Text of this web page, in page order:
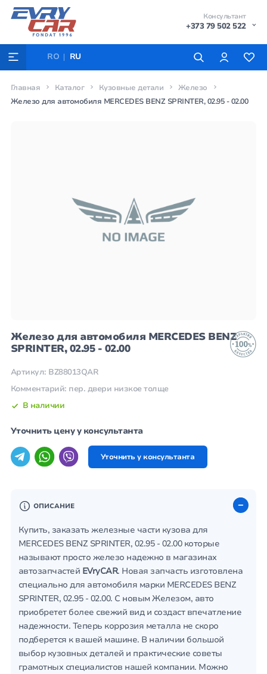
Консультант
+373 79 502 522
RO RU
Главная Каталог Кузовные детали
Железо
Железо для автомобиля MERCEDES BENZ SPRINTER, 02.95 - 02.00
Железо для автомобиля MERCEDES BENZ
SPRINTER, 02.95 - 02.00
Артикул: BZ88013QAR
Комментарий: пер. двери низкое толще
В наличии
Уточнить цену у консультанта
Уточнить у консультанта
ОПИСАНИЕ
Купить, заказать железные части кузова для
MERCEDES BENZ SPRINTER, 02.95 - 02.00 которые
называют просто железо надежно в магазинах
автозапчастей EVryCAR. Новая запчасть изготовлена
специально для автомобиля марки MERCEDES BENZ
SPRINTER, 02.95 - 02.00. С новым Железом, авто
приобретет более свежий вид и создаст впечатление
надежности. Теперь коррозия металла не скоро
подберется к вашей машине. В наличии большой
выбор кузовных деталей и практические советы
грамотных специалистов нашей компании. Можно